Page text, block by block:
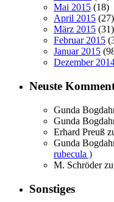
Mai 2015 (18)
April 2015 (27)
März 2015 (31)
Februar 2015
Januar 2015
Dezember
Neuste
Gunda
Gunda
Erhard Preuß
Gunda
rubecula )
M. Schröderzu
Sonstiges